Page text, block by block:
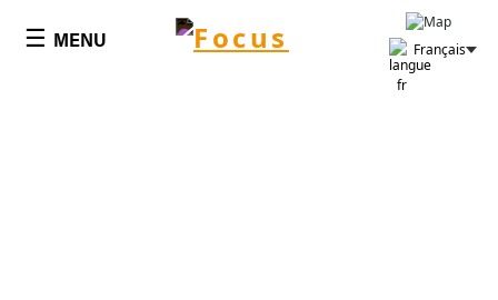
☰ MENU Français
Panneau de gestion des cookies